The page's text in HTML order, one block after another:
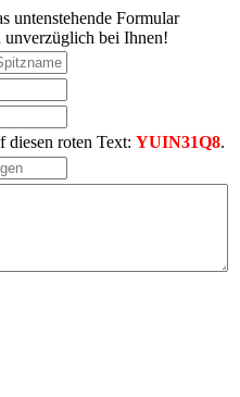
untenstehende Formular
unverzüglich bei Ihnen!
diesen roten Text: YUIN31Q8.